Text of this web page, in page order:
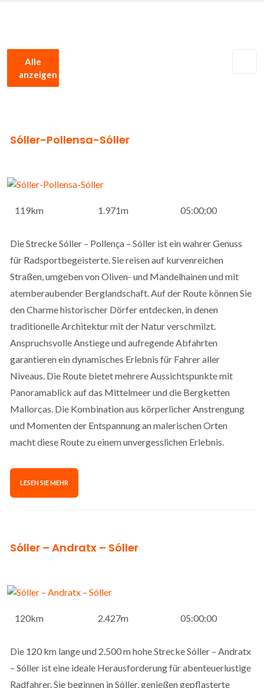
Cookies técnicas
grupos de interés con terceros
Cookies de terceros
Alle
anzeigen
Sóller-Pollensa-Sóller
119km 1.971m 05:00:00
Die Strecke Sóller – Pollença – Sóller ist ein wahrer Genuss
für Radsportbegeisterte. Sie reisen auf kurvenreichen
Straßen, umgeben von Oliven- und Mandelhainen und mit
atemberaubender Berglandschaft. Auf der Route können Sie
den Charme historischer Dörfer entdecken, in denen
traditionelle Architektur mit der Natur verschmilzt.
Anspruchsvolle Anstiege und aufregende Abfahrten
garantieren ein dynamisches Erlebnis für Fahrer aller
Niveaus. Die Route bietet mehrere Aussichtspunkte mit
Panoramablick auf das Mittelmeer und die Bergketten
Mallorcas. Die Kombination aus körperlicher Anstrengung
und Momenten der Entspannung an malerischen Orten
macht diese Route zu einem unvergesslichen Erlebnis.
LESEN SIE MEHR
Sóller – Andratx – Sóller
120km 2.427m 05:00:00
Die 120 km lange und 2.500 m hohe Strecke Sóller – Andratx
– Sóller ist eine ideale Herausforderung für abenteuerlustige
Radfahrer. Sie beginnen in Sóller, genießen gepflasterte